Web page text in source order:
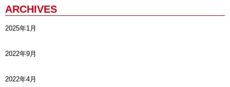
ARCHIVES
2025年1月
2022年9月
2022年4月